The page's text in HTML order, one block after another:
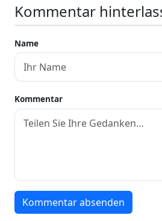
Kommentar
Name
Kommentar
Kommentar absenden